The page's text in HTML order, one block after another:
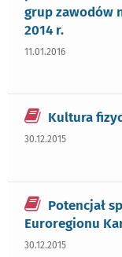
grup zawodów
2014 r.
11.01.2016
Kultura
30.12.2015
Potencjał
Euroregionu
30.12.2015